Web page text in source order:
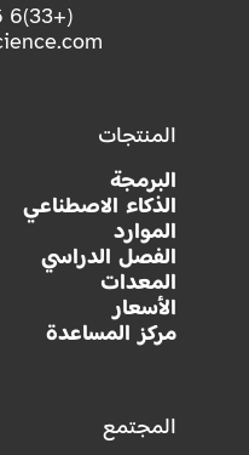
(+33)6 36 42 42 25
المنتجات
البرمجة
الذكاء الاصطناعي
الموارد
الفصل الدراسي
المعدات
الأسعار
مركز المساعدة
المجتمع